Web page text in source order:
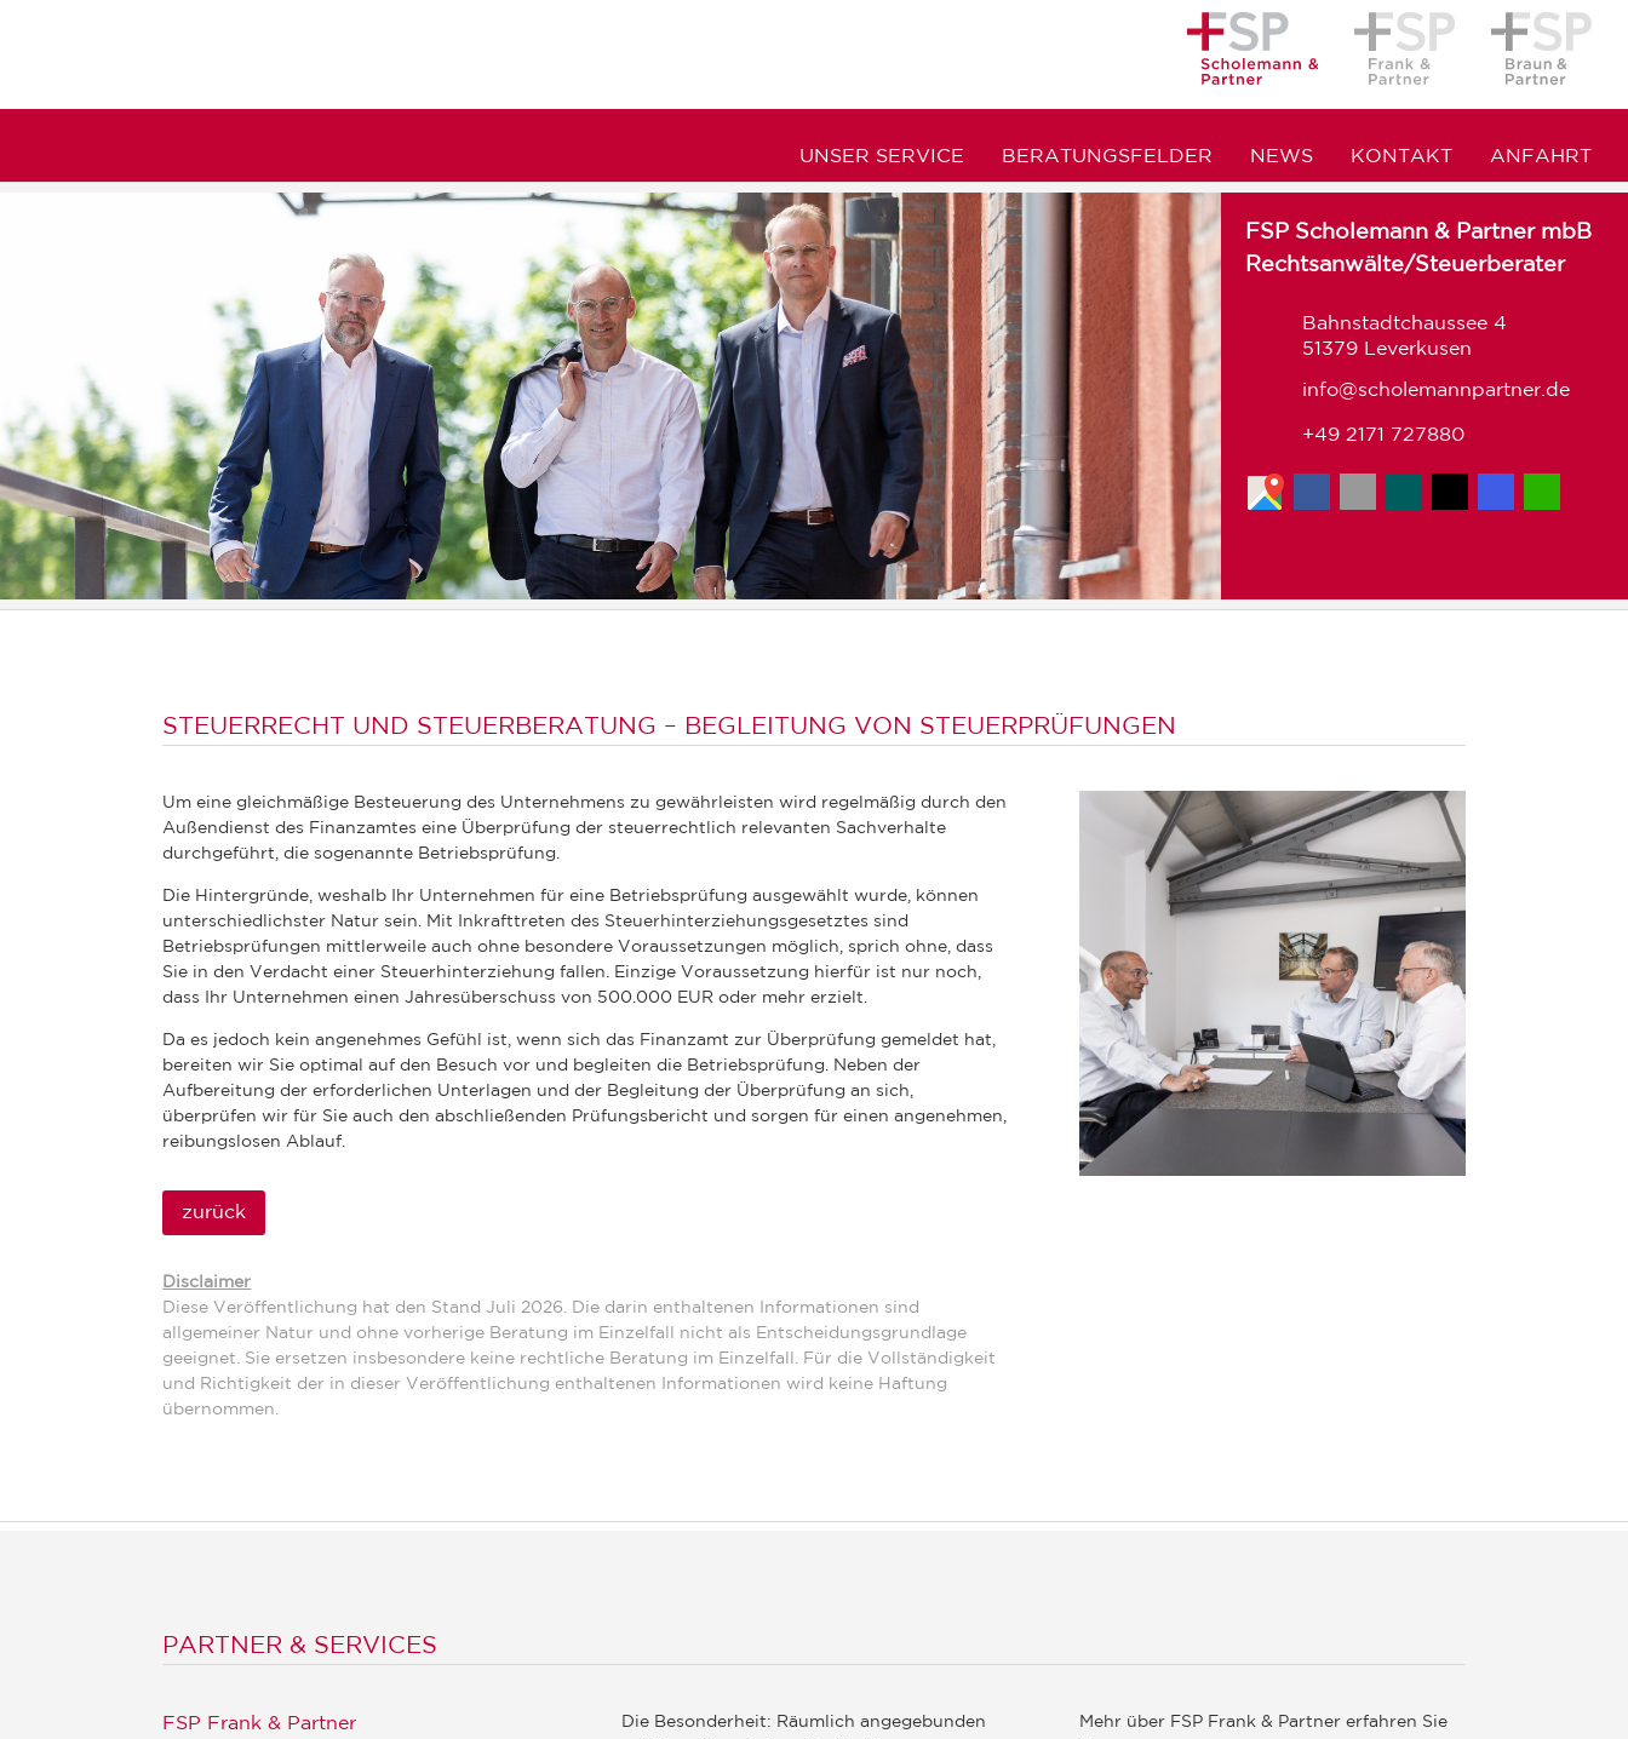
UNSER SERVICE BERATUNGSFELDER NEWS KONTAKT ANFAHRT
FSP Scholemann & Partner mbB
Rechtsanwälte/Steuerberater
Bahnstadtchaussee 4
51379 Leverkusen
info@scholemannpartner.de
+49 2171 727880
STEUERRECHT UND STEUERBERATUNG – BEGLEITUNG VON STEUERPRÜFUNGEN
Um eine gleichmäßige Besteuerung des Unternehmens zu gewährleisten wird regelmäßig durch den
Außendienst des Finanzamtes eine Überprüfung der steuerrechtlich relevanten Sachverhalte
durchgeführt, die sogenannte Betriebsprüfung.
Die Hintergründe, weshalb Ihr Unternehmen für eine Betriebsprüfung ausgewählt wurde, können
unterschiedlichster Natur sein. Mit Inkrafttreten des Steuerhinterziehungsgesetztes sind
Betriebsprüfungen mittlerweile auch ohne besondere Voraussetzungen möglich, sprich ohne, dass
Sie in den Verdacht einer Steuerhinterziehung fallen. Einzige Voraussetzung hierfür ist nur noch,
dass Ihr Unternehmen einen Jahresüberschuss von 500.000 EUR oder mehr erzielt.
Da es jedoch kein angenehmes Gefühl ist, wenn sich das Finanzamt zur Überprüfung gemeldet hat,
bereiten wir Sie optimal auf den Besuch vor und begleiten die Betriebsprüfung. Neben der
Aufbereitung der erforderlichen Unterlagen und der Begleitung der Überprüfung an sich,
überprüfen wir für Sie auch den abschließenden Prüfungsbericht und sorgen für einen angenehmen,
reibungslosen Ablauf.
zurück
Disclaimer
Diese Veröffentlichung hat den Stand Juli 2026. Die darin enthaltenen Informationen sind
allgemeiner Natur und ohne vorherige Beratung im Einzelfall nicht als Entscheidungsgrundlage
geeignet. Sie ersetzen insbesondere keine rechtliche Beratung im Einzelfall. Für die Vollständigkeit
und Richtigkeit der in dieser Veröffentlichung enthaltenen Informationen wird keine Haftung
übernommen.
PARTNER & SERVICES
FSP Frank & Partner
Die Besonderheit: Räumlich angegebunden
Mehr über FSP Frank & Partner erfahren Sie